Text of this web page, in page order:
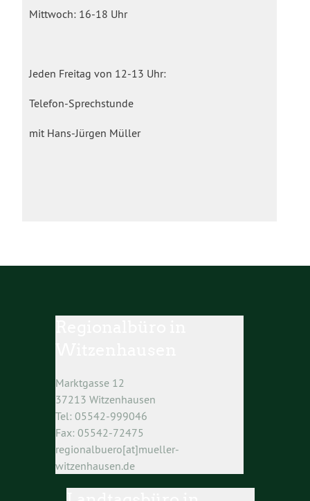
Mittwoch: 16-18 Uhr
Jeden Freitag von 12-13 Uhr:
Telefon-Sprechstunde
mit Hans-Jürgen Müller
Marktgasse 12
37213 Witzenhausen
Tel: 05542-999046
Fax: 05542-72475
regionalbuero[at]mueller-
witzenhausen.de